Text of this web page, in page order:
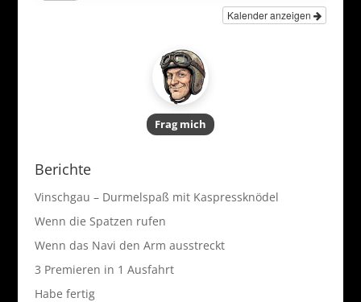
Kalender anzeigen
Frag mich
Berichte
Vinschgau – Durmelspaß mit Kaspressknödel
Wenn die Spatzen rufen
Wenn das Navi den Arm ausstreckt
3 Premieren in 1 Ausfahrt
Habe fertig